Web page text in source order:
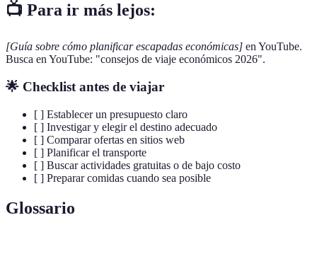
📺 Para ir más lejos:
[Guía sobre cómo planificar escapadas económicas] en YouTube.
Busca en YouTube: "consejos de viaje económicos 2026".
🌟 Checklist antes de viajar
[ ] Establecer un presupuesto claro
[ ] Investigar y elegir el destino adecuado
[ ] Comparar ofertas en sitios web
[ ] Planificar el transporte
[ ] Buscar actividades gratuitas o de bajo costo
[ ] Preparar comidas cuando sea posible
Glossario